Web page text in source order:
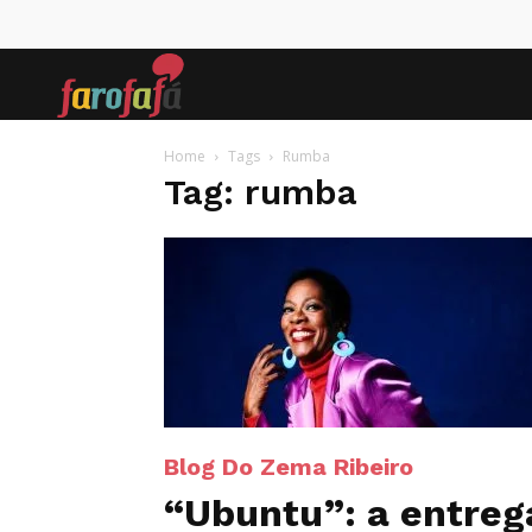
Home Tags Rumba
Tag: rumba
Blog Do Zema Ribeiro
“Ubuntu”: a